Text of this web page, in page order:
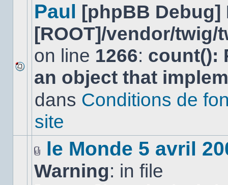
Aucun
nouveau
message
non-
dans
Paul [phpBB Debug]
[ROOT]/vendor/
on line 1266: count():
an object that
dans Conditions de
site
joint(s)
le Monde 5 avril
Warning: in file